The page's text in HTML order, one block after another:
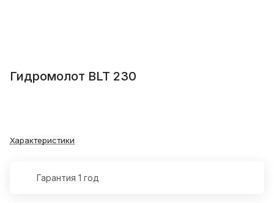
Гидромолот BLT 230
Характеристики
Гарантия 1 год